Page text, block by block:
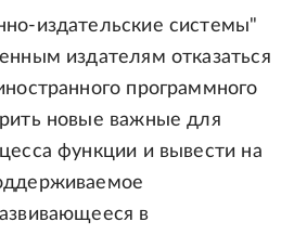
издательские системы"
издателям отказаться
программного
новые важные для
функции и вывести на
в